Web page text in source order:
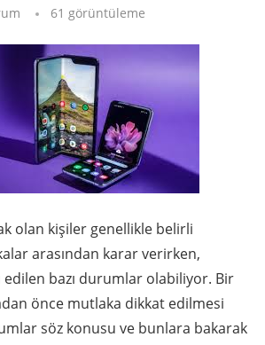
61 görüntüleme
olan kişiler genellikle belirli
arasından karar verirken,
edilen bazı durumlar olabiliyor. Bir
önce mutlaka dikkat edilmesi
söz konusu ve bunlara bakarak